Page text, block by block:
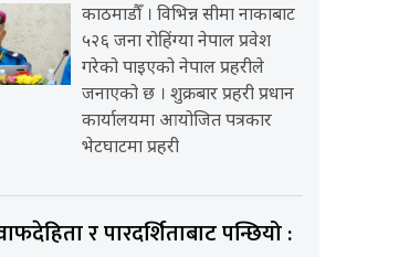
काठमाडौँ । विभिन्न सीमा नाकाबाट
५२६ जना रोहिंग्या नेपाल प्रवेश
गरेको पाइएको नेपाल प्रहरीले
जनाएको छ । शुक्रबार प्रहरी प्रधान
कार्यालयमा आयोजित पत्रकार
भेटघाटमा प्रहरी
र पारदर्शिताबाट पन्छियो :